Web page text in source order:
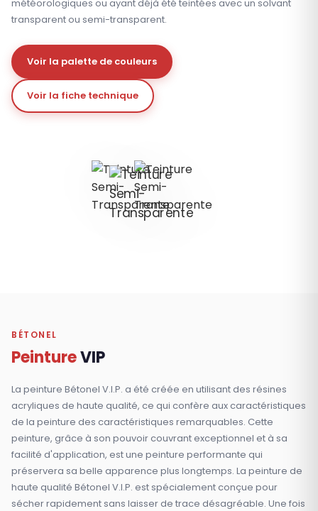
météorologiques ou ayant déjà été teintées avec un solvant
transparent ou semi-transparent.
Voir la palette de couleurs
Voir la fiche technique
BÉTONEL
PeintureVIP
La peinture Bétonel V.I.P. a été créée en utilisant des résines
acryliques de haute qualité, ce qui confère aux caractéristiques
de la peinture des caractéristiques remarquables. Cette
peinture, grâce à son pouvoir couvrant exceptionnel et à sa
facilité d'application, est une peinture performante qui
préservera sa belle apparence plus longtemps. La peinture de
haute qualité Bétonel V.I.P. est spécialement conçue pour
sécher rapidement sans laisser de trace désagréable. Une fois